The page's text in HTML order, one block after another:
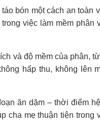
bón một cách an toàn
việc làm mềm phân
và độ mềm của phân,
hấp thu, không lên
ăn dặm – thời điểm
cha mẹ thuận tiện trong